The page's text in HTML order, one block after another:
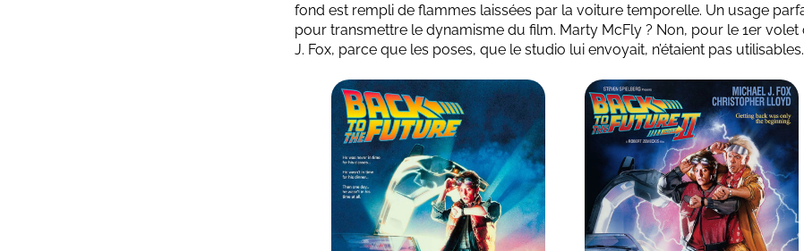
fond est rempli de flammes laissées par la voiture temporelle. Un usage
pour transmettre le dynamisme du film. Marty McFly? Non, pour le 1er volet
J. Fox, parce que les poses, que le studio lui envoyait, n’étaient pas utilisables.